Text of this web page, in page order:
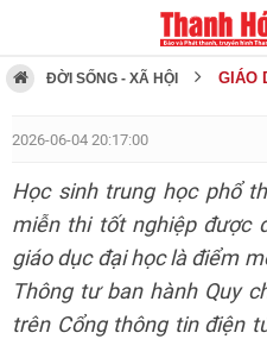
ĐỜI SỐNG - XÃ HỘI GIÁO
2026-06-04 20:17:00
Học sinh trung học phổ
miễn thi tốt nghiệp được
giáo dục đại học là điểm
Thông tư ban hành Quy
trên Cổng thông tin điện